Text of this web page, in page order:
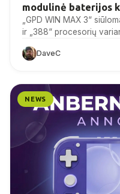
modulinė baterijos
„GPD WIN MAX 3“
ir „388“ procesorių
DaveC
NEWS